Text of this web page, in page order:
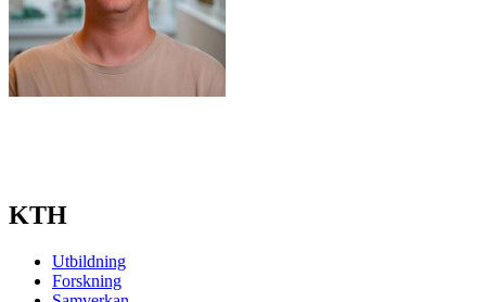
KTH
Utbildning
Forskning